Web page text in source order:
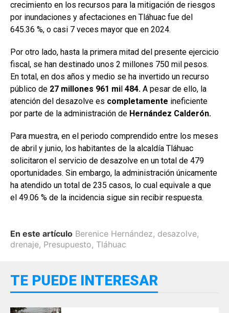
crecimiento en los recursos para la mitigación de riesgos
por inundaciones y afectaciones en Tláhuac fue del
645.36 %, o casi 7 veces mayor que en 2024.
Por otro lado, hasta la primera mitad del presente ejercicio
fiscal, se han destinado unos 2 millones 750 mil pesos.
En total, en dos años y medio se ha invertido un recurso
público de 27 millones 961 mil 484. A pesar de ello, la
atención del desazolve es completamente ineficiente
por parte de la administración de Hernández Calderón.
Para muestra, en el periodo comprendido entre los meses
de abril y junio, los habitantes de la alcaldía Tláhuac
solicitaron el servicio de desazolve en un total de 479
oportunidades. Sin embargo, la administración únicamente
ha atendido un total de 235 casos, lo cual equivale a que
el 49.06 % de la incidencia sigue sin recibir respuesta.
En este artículo Berenice Hernández, desazolve,
drenaje, Presupuesto, Tláhuac
TE PUEDE INTERESAR